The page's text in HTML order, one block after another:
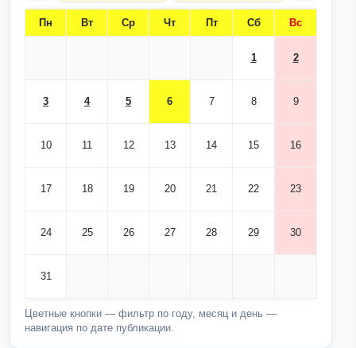
Пн Вт Ср Чт Пт Сб Вс
1 2
3 4 5 6 7 8 9
10 11 12 13 14 15 16
17 18 19 20 21 22 23
24 25 26 27 28 29 30
31
Цветные кнопки — фильтр по году, месяц и день —
навигация по дате публикации.